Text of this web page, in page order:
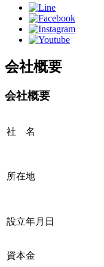
会社概要
会社概要
社 名
所在地
設立年月日
資本金